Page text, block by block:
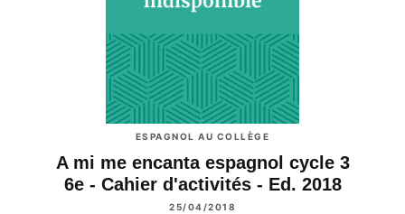
ESPAGNOL AU COLLÈGE
A mi me encanta espagnol cycle 3
6e - Cahier d'activités - Ed. 2018
25/04/2018